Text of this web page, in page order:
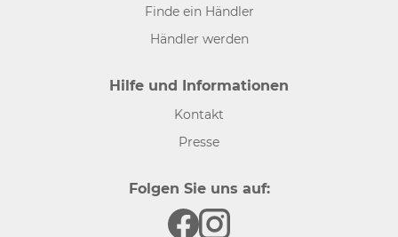
Finde ein Händler
Händler werden
Hilfe und Informationen
Kontakt
Presse
Folgen Sie uns auf: